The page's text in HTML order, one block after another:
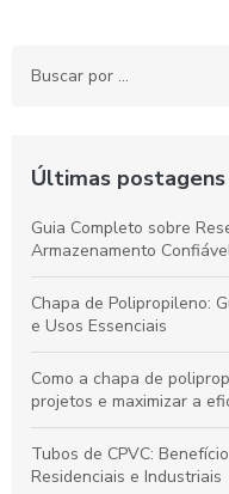
Últimas postagens
Guia Completo sobre
Armazenamento
Chapa de Polipropileno:
e Usos Essenciais
Como a chapa de
projetos e maximizar a
Tubos de CPVC:
Residenciais e Industriais